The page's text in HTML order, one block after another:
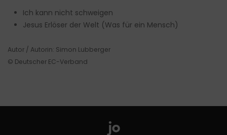
Ich kann nicht schweigen
Jesus Erlöser der Welt (Was für ein Mensch)
Autor / Autorin: Simon Lubberger
© Deutscher EC-Verband